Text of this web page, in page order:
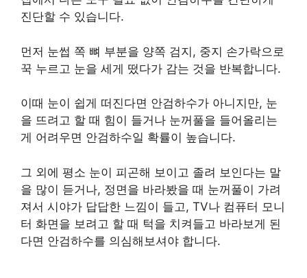
진단할 수 있습니다.
먼저 눈썹 쪽 뼈 부분을 양쪽 검지, 중지 손가락으로
꾹 누르고 눈을 세게 떴다가 감는 것을 반복합니다.
이때 눈이 쉽게 떠진다면 안검하수가 아니지만, 눈
을 뜨려고 할 때 힘이 들거나 눈꺼풀을 들어올리는
게 어려우면 안검하수일 확률이 높습니다.
그 외에 평소 눈이 피곤해 보이고 졸려 보인다는 말
을 많이 듣거나, 정면을 바라봤을 때 눈꺼풀이 가려
져서 시야가 답답한 느낌이 들고, TV나 컴퓨터 모니
터 화면을 보려고 할 때 턱을 치켜들고 바라보게 된
다면 안검하수를 의심해보셔야 합니다.